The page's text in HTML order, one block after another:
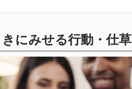
にみせる行動・仕草